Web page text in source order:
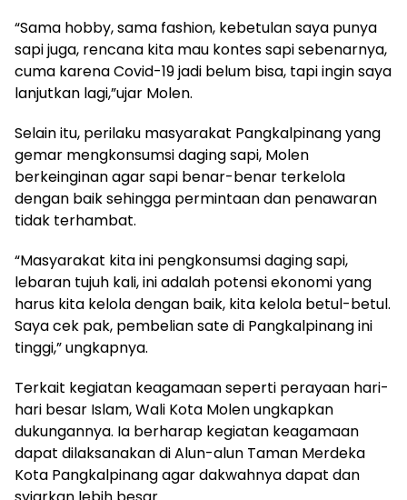
“Sama hobby, sama fashion, kebetulan saya punya
sapi juga, rencana kita mau kontes sapi sebenarnya,
cuma karena Covid-19 jadi belum bisa, tapi ingin saya
lanjutkan lagi,”ujar Molen.
Selain itu, perilaku masyarakat Pangkalpinang yang
gemar mengkonsumsi daging sapi, Molen
berkeinginan agar sapi benar-benar terkelola
dengan baik sehingga permintaan dan penawaran
tidak terhambat.
“Masyarakat kita ini pengkonsumsi daging sapi,
lebaran tujuh kali, ini adalah potensi ekonomi yang
harus kita kelola dengan baik, kita kelola betul-betul.
Saya cek pak, pembelian sate di Pangkalpinang ini
tinggi,” ungkapnya.
Terkait kegiatan keagamaan seperti perayaan hari-
hari besar Islam, Wali Kota Molen ungkapkan
dukungannya. Ia berharap kegiatan keagamaan
dapat dilaksanakan di Alun-alun Taman Merdeka
Kota Pangkalpinang agar dakwahnya dapat dan